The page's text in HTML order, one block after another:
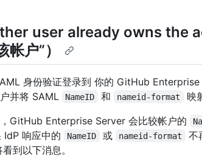
user already owns the
户”）
身份验证登录到 你的 GitHub
并将 SAML
NameID 和 nameid-format
映
GitHub Enterprise Server 会比较帐户的
IdP 响应中的
NameID 或 nameid-format
不
到以下消息。